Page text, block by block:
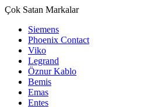
Çok Satan Markalar
Siemens
Phoenix Contact
Viko
Legrand
Öznur Kablo
Bemis
Emas
Entes